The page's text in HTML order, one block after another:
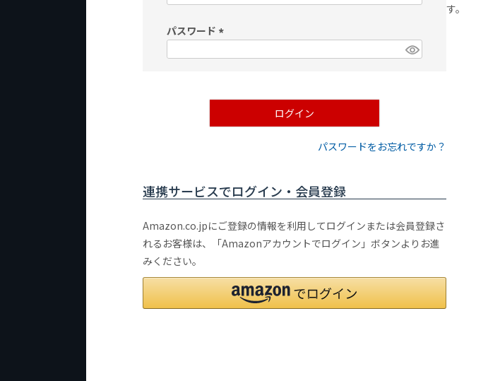
パスワード
)
ログイン
パスワードをお忘れですか？
連携サービスでログイン・会員登録
Amazon.co.jpにご登録の情報を利用してログインまたは会員登録さ
れるお客様は、「Amazonアカウントでログイン」ボタンよりお進
みください。
す。